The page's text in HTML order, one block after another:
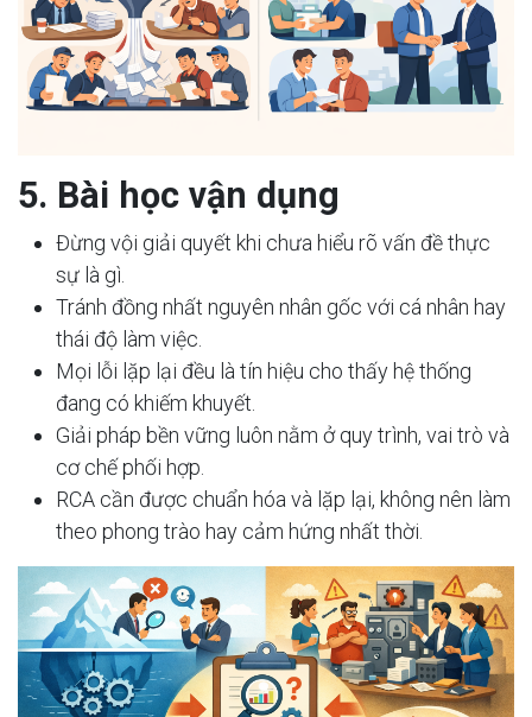
5. Bài học vận dụng
Đừng vội giải quyết khi chưa hiểu rõ vấn đề thực
sự là gì.
Tránh đồng nhất nguyên nhân gốc với cá nhân hay
thái độ làm việc.
Mọi lỗi lặp lại đều là tín hiệu cho thấy hệ thống
đang có khiếm khuyết.
Giải pháp bền vững luôn nằm ở quy trình, vai trò và
cơ chế phối hợp.
RCA cần được chuẩn hóa và lặp lại, không nên làm
theo phong trào hay cảm hứng nhất thời.